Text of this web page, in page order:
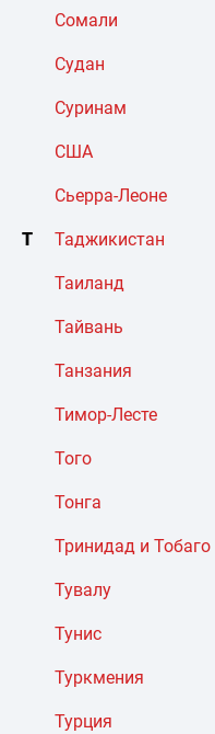
Сомали
Судан
Суринам
США
Сьерра-Леоне
Т Таджикистан
Таиланд
Тайвань
Танзания
Тимор-Лесте
Того
Тонга
Тринидад и Тобаго
Тувалу
Тунис
Туркмения
Турция